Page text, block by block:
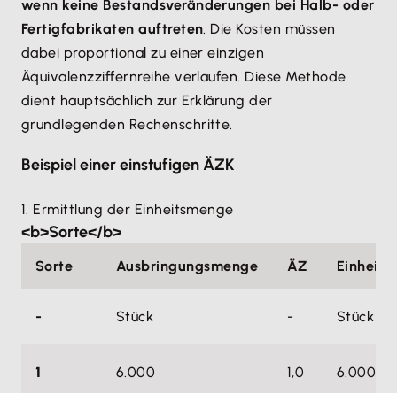
wenn keine Bestandsveränderungen bei Halb- oder
Fertigfabrikaten auftreten. Die Kosten müssen
dabei proportional zu einer einzigen
Äquivalenzziffernreihe verlaufen. Diese Methode
dient hauptsächlich zur Erklärung der
grundlegenden Rechenschritte.
Beispiel einer einstufigen ÄZK
1. Ermittlung der Einheitsmenge
<b>Sorte</b>
Sorte Ausbringungsmenge ÄZ
- Stück - Stück
1 6.000 1,0 6.000